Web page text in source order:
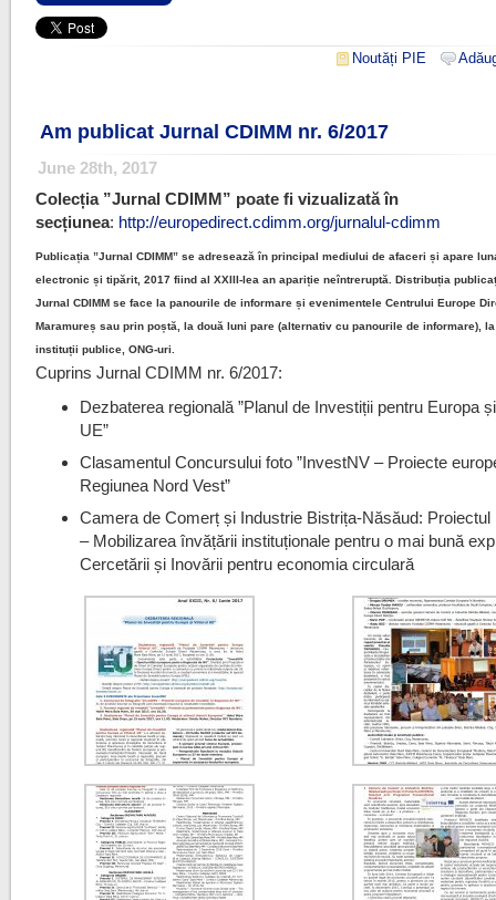
Noutăți PIE
Am publicat Jurnal CDIMM nr. 6/2017
June 28th, 2017
Colecția ”Jurnal CDIMM” poate fi vizualizată în
secțiunea: http://europedirect.cdimm.org/jurnalul-cdimm
Publicația ”Jurnal CDIMM” se adresează în principal mediului de afaceri și apare
electronic și tipărit, 2017 fiind al XXIII-lea an apariție neîntreruptă. Distribuția
Jurnal CDIMM se face la panourile de informare și evenimentele Centrului Europe
Maramureș sau prin poștă, la două luni pare (alternativ cu panourile de informare),
instituții publice, ONG-uri.
Cuprins Jurnal CDIMM nr. 6/2017:
Dezbaterea regională ”Planul de Investiții pentru Europa
UE”
Clasamentul Concursului foto ”InvestNV – Proiecte
Regiunea Nord Vest”
Camera de Comerț și Industrie Bistrița-Năsăud:
– Mobilizarea învățării instituționale pentru o mai bună
Cercetării și Inovării pentru economia circulară